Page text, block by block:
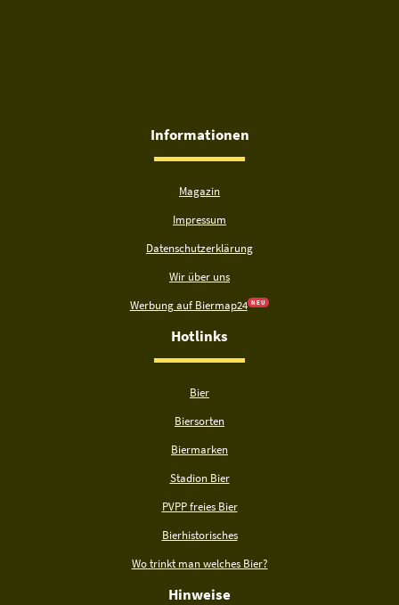
Informationen
Magazin
Impressum
Datenschutzerklärung
Wir über uns
Werbung auf Biermap24 N E U
Hotlinks
Bier
Biersorten
Biermarken
Stadion Bier
PVPP freies Bier
Bierhistorisches
Wo trinkt man welches Bier?
Hinweise